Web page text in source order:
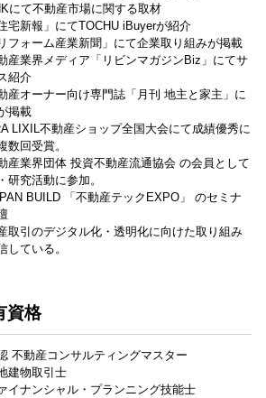
にて不動産市場に関する取材
宅新報」にてTOCHU iBuyerが紹介
フォーム産業新聞」にて企業取り組みが掲載
産業界メディア「リビンマガジンBiz」にてサ
紹介
産オーナー向け専門誌「月刊 地主と家主」に
掲載
LIXIL不動産ショップ全国大会にて成績優秀に
数回受賞。
産業界団体 投資不動産流通協会 の会員として
研究活動に参加。
BUILD 「不動産テックEXPO」 のセミナ
取引のデジタル化・透明化に向けた取り組み
している。
資格
不動産コンサルティングマスター
建物取引士
イナンシャル・プランニング技能士